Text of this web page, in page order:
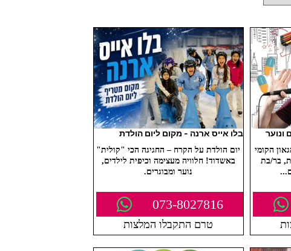
ונוער
הקומי
בר/בת
בלו אייס ארנה - מקום ליום הולדת
יום הולדת על הקרח – החגיגה הכי "קולית"
באשדוד! חלוויה מעצימה וכיפית לילדים,
נוער ומבוגרים.
073-8027816
טרם התקבלו המלצות